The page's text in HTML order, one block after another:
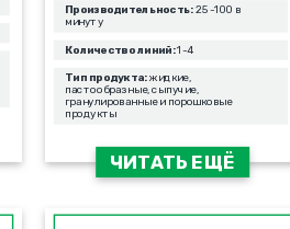
Производительность:25-100 в
минуту
Количество линий:1-4
Тип продукта:жидкие,
пастообразные, сыпучие,
гранулированные и порошковые
продукты
ЧИТАТЬ ЕЩЁ